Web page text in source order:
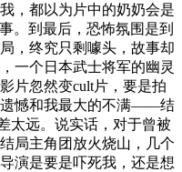
，都以为片中的奶奶会是
。到最后，恐怖氛围是到
，终究只剩噱头，故事却
一个日本武士将军的幽灵
片忽然变cult片，要是拍
遗憾和我最大的不满——结
太远。说实话，对于曾被
局主角团放火烧山，几个
演是要是吓死我，还是想